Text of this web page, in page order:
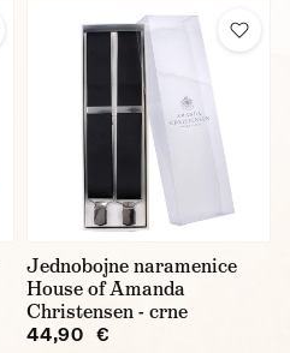
Jednobojne naramenice
House of Amanda
Christensen - crne
44,90 €